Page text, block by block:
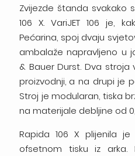
Zvijezde štanda svakako
106 X. VariJET 106 je,
Pećarina, spoj dvaju
ambalaže napravljeno u
& Bauer Durst. Dva
proizvodnji, a na drupi je
Stroj je modularan, tiska
na materijale debljine od
Rapida 106 X plijenila
ofsetnom tisku iz arka.